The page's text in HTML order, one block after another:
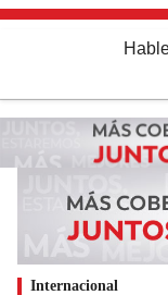
Internacional